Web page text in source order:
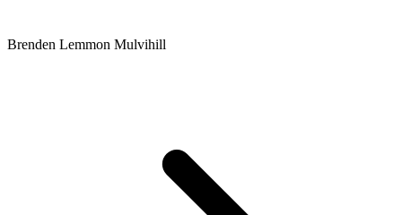
Brenden Lemmon Mulvihill